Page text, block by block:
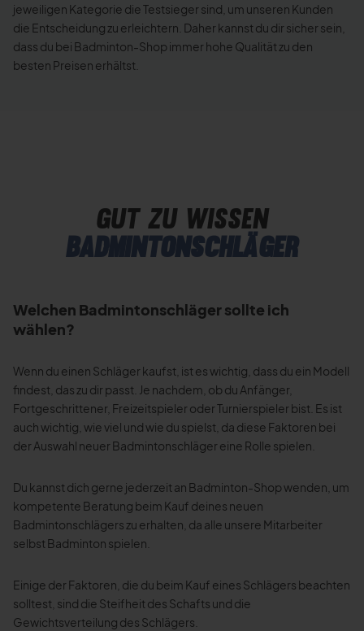
jeweiligen Kategorie die Testsieger sind, um unseren Kunden
die Entscheidung zu erleichtern. Daher kannst du dir sicher sein,
dass du bei Badminton-Shop immer hohe Qualität zu den
besten Preisen erhältst.
gut zu wissen
Badmintonschläger
Welchen Badmintonschläger sollte ich
wählen?
Wenn du einen Schläger kaufst, ist es wichtig, dass du ein Modell
findest, das zu dir passt. Je nachdem, ob du Anfänger,
Fortgeschrittener, Freizeitspieler oder Turnierspieler bist. Es ist
auch wichtig, wie viel und wie du spielst, da diese Faktoren bei
der Auswahl neuer Badmintonschläger eine Rolle spielen.
Du kannst dich gerne jederzeit an Badminton-Shop wenden, um
kompetente Beratung beim Kauf deines neuen
Badmintonschlägers zu erhalten, da alle unsere Mitarbeiter
selbst Badminton spielen.
Einige der Faktoren, die du beim Kauf eines Schlägers beachten
solltest, sind die Steifheit des Schafts und die
Gewichtsverteilung des Schlägers.